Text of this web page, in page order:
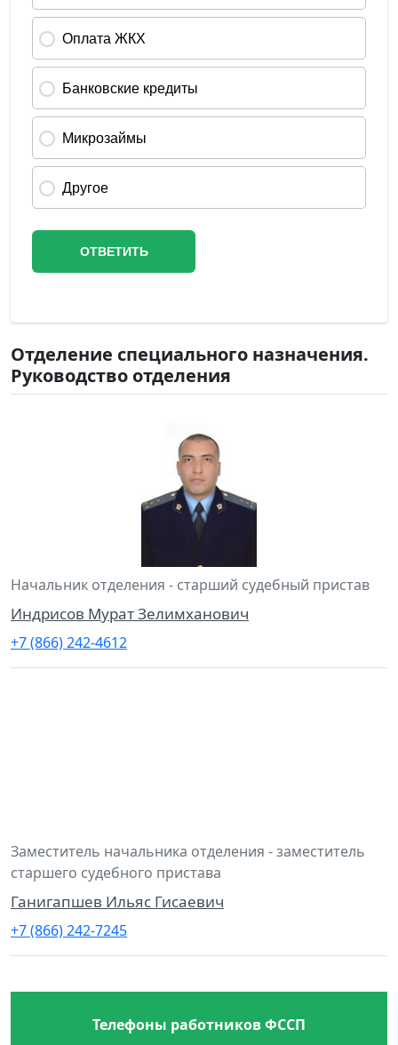
Отделение специального назначения.
Руководство отделения
Начальник отделения - старший судебный пристав
Индрисов Мурат Зелимханович
+7 (866) 242-4612
Заместитель начальника отделения - заместитель
старшего судебного пристава
Ганигапшев Ильяс Гисаевич
+7 (866) 242-7245
Телефоны работников ФССП